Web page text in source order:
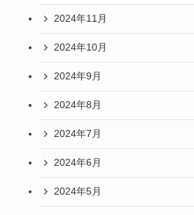
2024年11月
2024年10月
2024年9月
2024年8月
2024年7月
2024年6月
2024年5月